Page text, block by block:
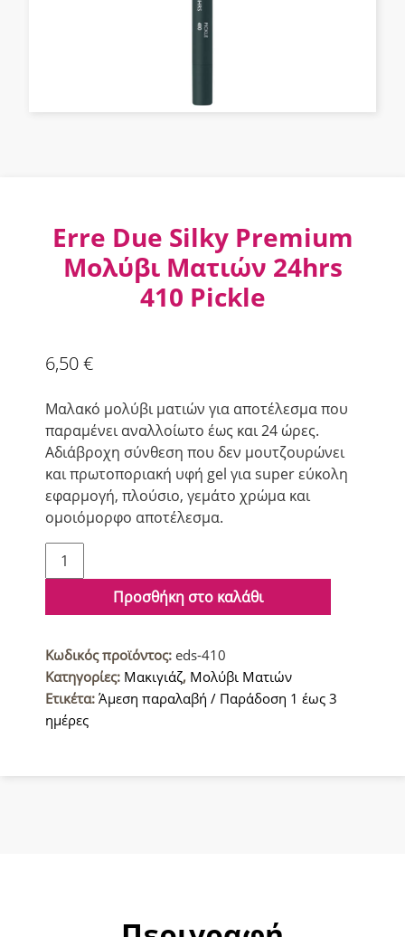
Erre Due Silky Premium
Μολύβι Ματιών 24hrs
410 Pickle
6,50€
Μαλακό μολύβι ματιών για αποτέλεσμα που
παραμένει αναλλοίωτο έως και 24 ώρες.
Αδιάβροχη σύνθεση που δεν μουτζουρώνει
και πρωτοποριακή υφή gel για super εύκολη
εφαρμογή, πλούσιο, γεμάτο χρώμα και
ομοιόμορφο αποτέλεσμα.
Erre
Due
Premium
Ματιών
24hrs
410
Pickle
Προσθήκη στο καλάθι
Κωδικός προϊόντος: eds-410
Κατηγορίες: Μακιγιάζ, Μολύβι Ματιών
Ετικέτα: Άμεση παραλαβή / Παράδοση 1 έως 3
ημέρες